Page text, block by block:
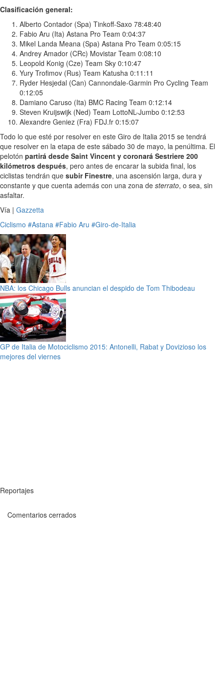
Clasificación general:
Alberto Contador (Spa) Tinkoff-Saxo 78:48:40
Fabio Aru (Ita) Astana Pro Team 0:04:37
Mikel Landa Meana (Spa) Astana Pro Team 0:05:15
Andrey Amador (CRc) Movistar Team 0:08:10
Leopold Konig (Cze) Team Sky 0:10:47
Yury Trofimov (Rus) Team Katusha 0:11:11
Ryder Hesjedal (Can) Cannondale-Garmin Pro Cycling Team
0:12:05
Damiano Caruso (Ita) BMC Racing Team 0:12:14
Steven Kruijswijk (Ned) Team LottoNL-Jumbo 0:12:53
Alexandre Geniez (Fra) FDJ.fr 0:15:07
Todo lo que esté por resolver en este Giro de Italia 2015 se tendrá
que resolver en la etapa de este sábado 30 de mayo, la penúltima. El
pelotón partirá desde Saint Vincent y coronará Sestriere 200
kilómetros después, pero antes de encarar la subida final, los
ciclistas tendrán que subir Finestre, una ascensión larga, dura y
constante y que cuenta además con una zona de sterrato, o sea, sin
asfaltar.
Vía | Gazzetta
Ciclismo #Astana #Fabio Aru #Giro-de-Italia
NBA: los Chicago Bulls anuncian el despido de Tom Thibodeau
GP de Italia de Motociclismo 2015: Antonelli, Rabat y Dovizioso los
mejores del viernes
Reportajes
Comentarios cerrados